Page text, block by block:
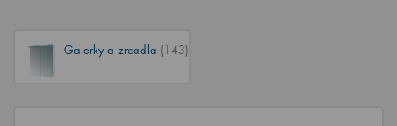
Galerky a zrcadla (143)